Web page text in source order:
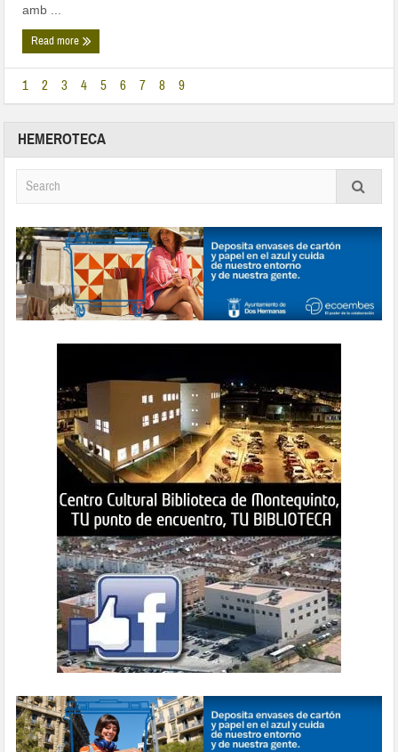
amb ...
Read more
1 2 3 4 5 6 7 8 9
HEMEROTECA